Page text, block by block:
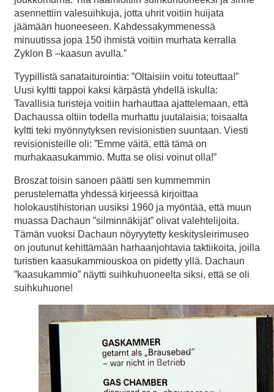
asennettiin valesuihkuja, jotta uhrit voitiin huijata
jäämään huoneeseen. Kahdessakymmenessä
minuutissa jopa 150 ihmistä voitiin murhata kerralla
Zyklon B –kaasun avulla.”
Tyypillistä sanataiturointia: ”Oltaisiin voitu toteuttaa!”
Uusi kyltti tappoi kaksi kärpästä yhdellä iskulla:
Tavallisia turisteja voitiin harhauttaa ajattelemaan, että
Dachaussa oltiin todella murhattu juutalaisia; toisaalta
kyltti teki myönnytyksen revisionistien suuntaan. Viesti
revisionisteille oli: ”Emme väitä, että tämä on
murhakaasukammio. Mutta se olisi voinut olla!”
Broszat toisin sanoen päätti sen kummemmin
perustelematta yhdessä kirjeessä kirjoittaa
holokaustihistorian uusiksi 1960 ja myöntää, että muun
muassa Dachaun ”silminnäkijät” olivat valehtelijoita.
Tämän vuoksi Dachaun nöyryytetty keskitysleirimuseo
on joutunut kehittämään harhaanjohtavia taktiikoita, joilla
turistien kaasukammiouskoa on pidetty yllä. Dachaun
”kaasukammio” näytti suihkuhuoneelta siksi, että se oli
suihkuhuone!